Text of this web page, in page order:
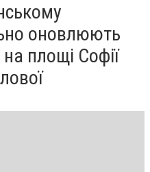
оновлюють
площі Софії